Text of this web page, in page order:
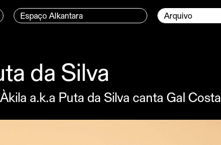
Espaço Alkantara Página currente:
Arquivo
da Silva
a.k.a Puta da Silva canta Gal Costa